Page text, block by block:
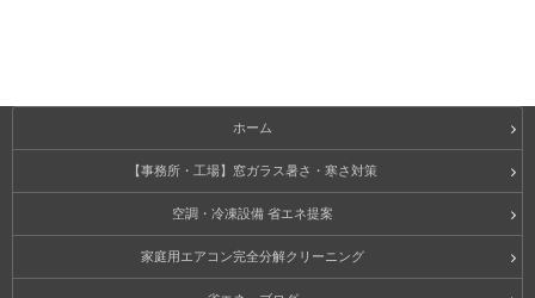
ホーム
【事務所・工場】窓ガラス暑さ・寒さ対策
空調・冷凍設備 省エネ提案
家庭用エアコン完全分解クリーニング